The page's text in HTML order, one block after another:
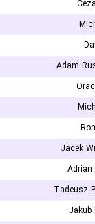
Adam
Jacek
Adrian
Tadeusz
Jakub